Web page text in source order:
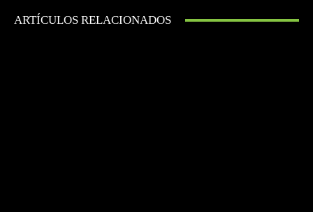
ARTÍCULOS RELACIONADOS